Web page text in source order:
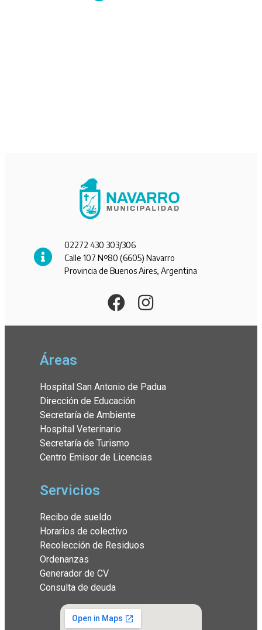
02272 430 303/306
Calle 107 Nº80 (6605) Navarro
Provincia de Buenos Aires, Argentina
Áreas
Hospital San Antonio de Padua
Dirección de Educación
Secretaría de Ambiente
Hospital Veterinario
Secretaría de Turismo
Centro Emisor de Licencias
Servicios
Recibo de sueldo
Horarios de colectivo
Recolección de Residuos
Ordenanzas
Generador de CV
Consulta de deuda